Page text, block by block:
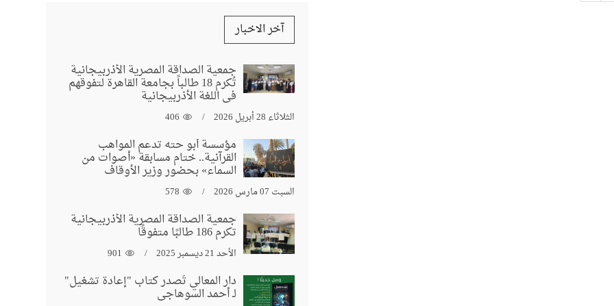
آخر الاخبار
جمعية الصداقة المصرية الأذربيجانية
تُكرم 18 طالباً بجامعة القاهرة لتفوقهم
في اللغة الأذربيجانية
الثلاثاء 28 أبريل 2026 406
مؤسسة أبو حته تدعم المواهب
القرآنية.. ختام مسابقة «أصوات من
السماء» بحضور وزير الأوقاف
السبت 07 مارس 2026 578
جمعية الصداقة المصرية الأذربيجانية
تكرم 186 طالبًا متفوقًا
الأحد 21 ديسمبر 2025 901
دار المعالي تُصدر كتاب "إعادة تشغيل"
لـ أحمد السوهاجي